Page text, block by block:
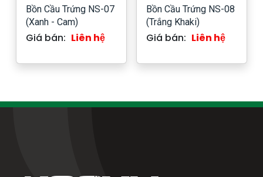
Bồn Cầu Trứng NS-07
(Xanh - Cam)
Giá bán: Liên hệ
Bồn Cầu Trứng NS-08
(Trắng Khaki)
Giá bán: Liên hệ